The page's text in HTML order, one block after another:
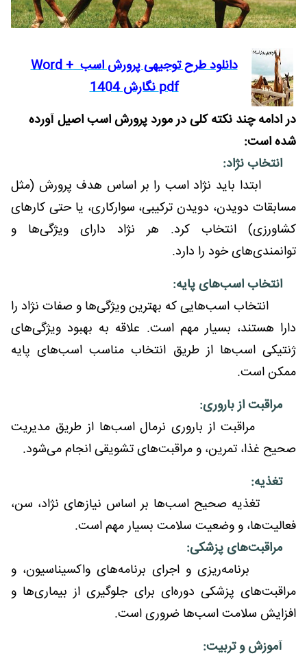
دانلود طرح توجیهی پرورش اسب Word +
pdf نگارش 1404
در ادامه چند نکته کلی در مورد پرورش اسب اصیل آورده
شده است:
انتخاب نژاد:
ابتدا باید نژاد اسب را بر اساس هدف پرورش (مثل
مسابقات دویدن، دویدن ترکیبی، سوارکاری، یا حتی کارهای
کشاورزی) انتخاب کرد. هر نژاد دارای ویژگی‌ها و
توانمندی‌های خود را دارد.
انتخاب اسب‌های پایه:
انتخاب اسب‌هایی که بهترین ویژگی‌ها و صفات نژاد را
دارا هستند، بسیار مهم است. علاقه به بهبود ویژگی‌های
ژنتیکی اسب‌ها از طریق انتخاب مناسب اسب‌های پایه
ممکن است.
مراقبت از باروری:
مراقبت از باروری نرمال اسب‌ها از طریق مدیریت
صحیح غذا، تمرین، و مراقبت‌های تشویقی انجام می‌شود.
تغذیه:
تغذیه صحیح اسب‌ها بر اساس نیازهای نژاد، سن،
فعالیت‌ها، و وضعیت سلامت بسیار مهم است.
مراقبت‌های پزشکی:
برنامه‌ریزی و اجرای برنامه‌های واکسیناسیون، و
مراقبت‌های پزشکی دوره‌ای برای جلوگیری از بیماری‌ها و
افزایش سلامت اسب‌ها ضروری است.
آموزش و تربیت: